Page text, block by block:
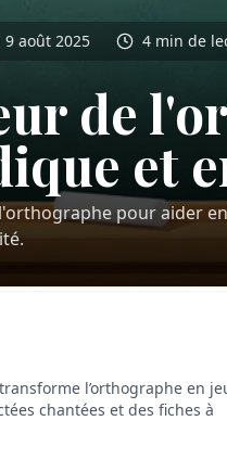
9 août 2025 4 min de
de
et
pour aider
l’orthographe en
chantées et des fiches à